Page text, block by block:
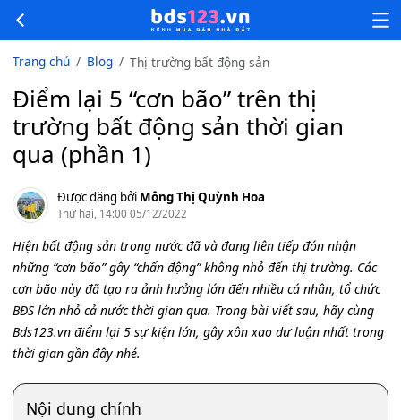
Trang chủ Blog Thị trường bất động sản
Điểm lại 5 “cơn bão” trên thị
trường bất động sản thời gian
qua (phần 1)
Được đăng bởi Mông Thị Quỳnh Hoa
Thứ hai, 14:00 05/12/2022
Hiện bất động sản trong nước đã và đang liên tiếp đón nhận
những “cơn bão” gây “chấn động” không nhỏ đến thị trường. Các
cơn bão này đã tạo ra ảnh hưởng lớn đến nhiều cá nhân, tổ chức
BĐS lớn nhỏ cả nước thời gian qua. Trong bài viết sau, hãy cùng
Bds123.vn điểm lại 5 sự kiện lớn, gây xôn xao dư luận nhất trong
thời gian gần đây nhé.
Nội dung chính